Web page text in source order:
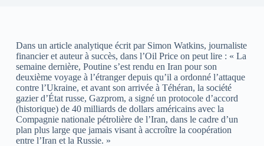
Dans un article analytique écrit par Simon Watkins, journaliste
financier et auteur à succès, dans l’Oil Price on peut lire : « La
semaine dernière, Poutine s’est rendu en Iran pour son
deuxième voyage à l’étranger depuis qu’il a ordonné l’attaque
contre l’Ukraine, et avant son arrivée à Téhéran, la société
gazier d’État russe, Gazprom, a signé un protocole d’accord
(historique) de 40 milliards de dollars américains avec la
Compagnie nationale pétrolière de l’Iran, dans le cadre d’un
plan plus large que jamais visant à accroître la coopération
entre l’Iran et la Russie. »